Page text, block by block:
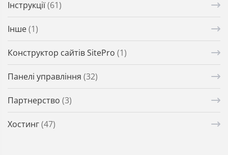
Інструкції(61)
Інше(1)
Конструктор сайтів SitePro (1)
Панелі управління (32)
Партнерство (3)
Хостинг(47)